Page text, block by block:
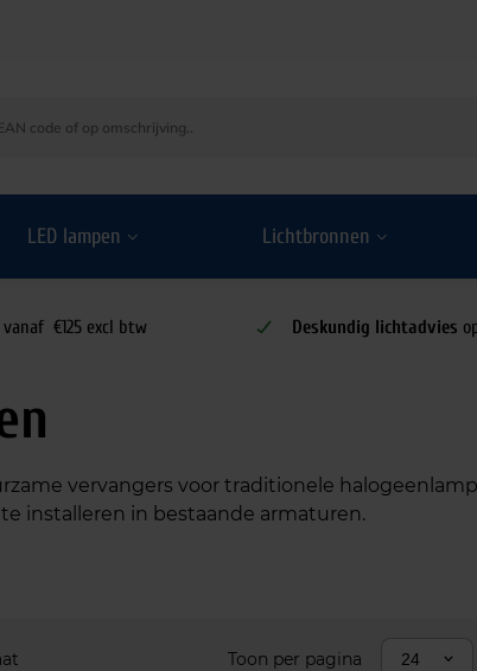
LED lampen Lichtbronnen
vanaf €125 excl btw Deskundig lichtadvies
vervangers voor traditionele
installeren in bestaande armaturen.
Toon per pagina 24